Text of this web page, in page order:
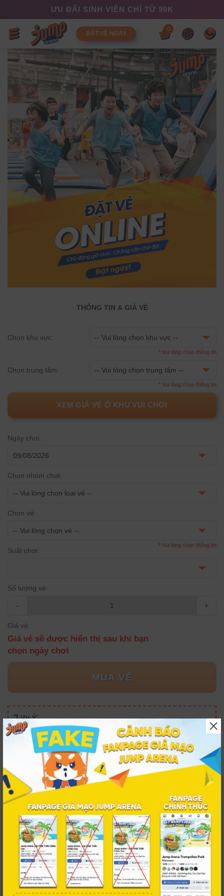
ƯU ĐÃI SINH VIÊN CHỈ TỪ 99K
ĐẶT VÉ NGAY
0
THÔNG TIN & GIÁ VÉ
Chọn khu vực:
* Vui lòng chọn thông tin
Chọn trung tâm:
* Vui lòng chọn thông tin
XEM GIÁ VÉ Ở KHU VUI CHƠI
Ngày chơi:
Chọn nhóm chơi:
Chọn vé:
* Vui lòng chọn thông tin
Suất chơi:
Số lượng vé:
- +
Giá vé:
Giá vé sẽ được hiển thị sau khi bạn
chọn ngày chơi
MUA VÉ
*Lưu ý:
Vé bán ra vui lòng không đổi/trả
Đơn hàng online chỉ sử dụng một lần, tại trung tâm
đã chọn khi đặt vé, vui lòng không tách lẻ vé
CHỈsử dụng vớ bám bạt khi tham gia các trò chơi
(không bao gồm giày thể thao)
TRÁNHđeo khóa thắt lưng, ghim áo, móc khóa hoặc
những vật sắc nhọn vào trong sân
sử dụng điện thoại, thiết bị công nghệ khi nhảy
trên bạt nhún
Nếu Quý khách đến khác ngày check-in đã khai báo khi
mua vé Online: JUMP ARENA sẽ hỗ trợ check-in sớm
hoặc muộn hơn tối đa07 ngàyso với ngày đã book
Vé trong tuần chỉ áp dụng trong tuần, vé cuối tuần
chỉ áp dụng cuối tuần